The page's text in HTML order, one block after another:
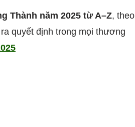
Thành năm 2025 từ A–Z, theo
quyết định trong mọi thương